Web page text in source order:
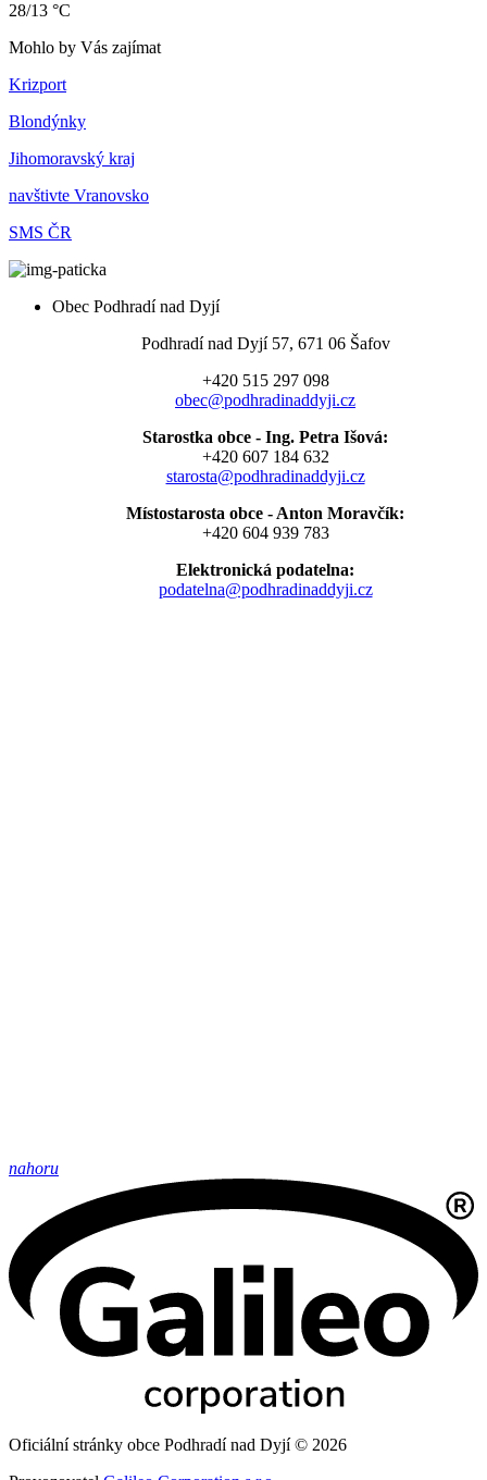
28/13 °C
Mohlo by Vás zajímat
Krizport
Blondýnky
Jihomoravský kraj
navštivte Vranovsko
SMS ČR
Obec Podhradí nad Dyjí
Podhradí nad Dyjí 57, 671 06 Šafov
+420 515 297 098
obec@podhradinaddyji.cz
Starostka obce - Ing. Petra Išová:
+420 607 184 632
starosta@podhradinaddyji.cz
Místostarosta obce - Anton Moravčík:
+420 604 939 783
Elektronická podatelna:
podatelna@podhradinaddyji.cz
nahoru
Oficiální stránky obce Podhradí nad Dyjí © 2026